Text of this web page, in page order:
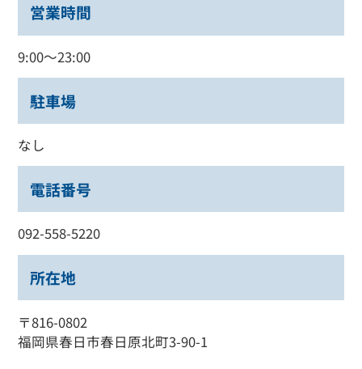
営業時間
9:00～23:00
駐車場
なし
電話番号
092-558-5220
所在地
〒816-0802
福岡県春日市春日原北町3-90-1